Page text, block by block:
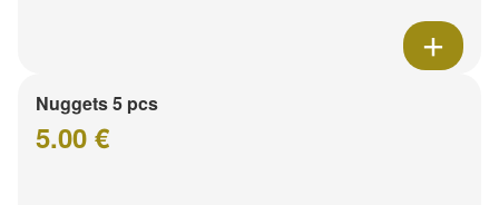
Nuggets 5 pcs
5.00 €